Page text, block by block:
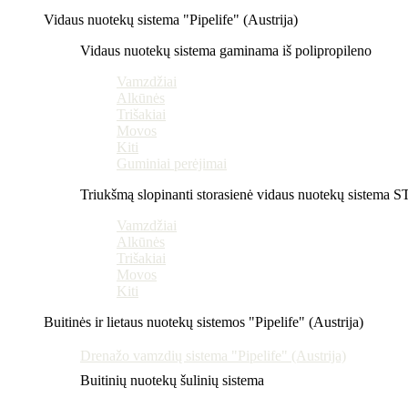
Vidaus nuotekų sistema "Pipelife" (Austrija)
Vidaus nuotekų sistema gaminama iš polipropileno
Vamzdžiai
Alkūnės
Trišakiai
Movos
Kiti
Guminiai perėjimai
Triukšmą slopinanti storasienė vidaus nuotekų sistema
Vamzdžiai
Alkūnės
Trišakiai
Movos
Kiti
Buitinės ir lietaus nuotekų sistemos "Pipelife" (Austrija)
Drenažo vamzdių sistema "Pipelife" (Austrija)
Buitinių nuotekų šulinių sistema